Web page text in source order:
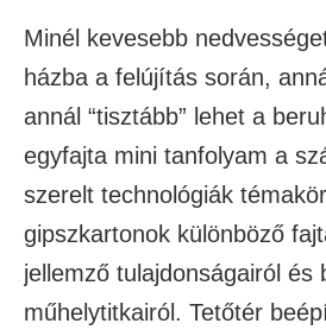
Minél kevesebb
házba a felújítás során,
annál “tisztább” lehet a
egyfajta mini tanfolyam a
szerelt technológiák
gipszkartonok különböző
jellemző tulajdonságairól és
műhelytitkairól. Tetőtér